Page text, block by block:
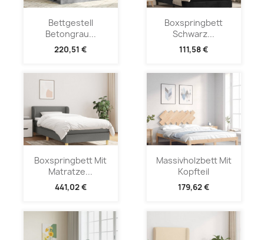
Bettgestell
Betongrau...
220,51 €
Boxspringbett
Schwarz...
111,58 €
Boxspringbett Mit
Matratze...
441,02 €
Massivholzbett Mit
Kopfteil
179,62 €